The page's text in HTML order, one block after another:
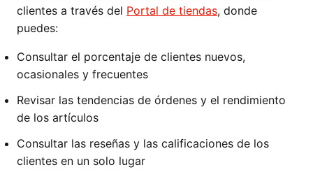
clientes a través del Portal de tiendas, donde
puedes:
Consultar el porcentaje de clientes nuevos,
ocasionales y frecuentes
Revisar las tendencias de órdenes y el rendimiento
de los artículos
Consultar las reseñas y las calificaciones de los
clientes en un solo lugar